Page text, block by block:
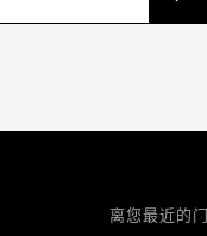
离您最近的